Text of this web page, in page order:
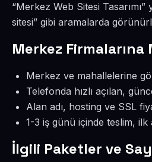
“Merkez Web Sitesi
sitesi” gibi aramalarda
Merkez Firmalarına
Merkez ve mahallelerine
Telefonda hızlı açılan,
Alan adı, hosting ve SSL
1-3 iş günü içinde teslim,
İlgili Paketler ve